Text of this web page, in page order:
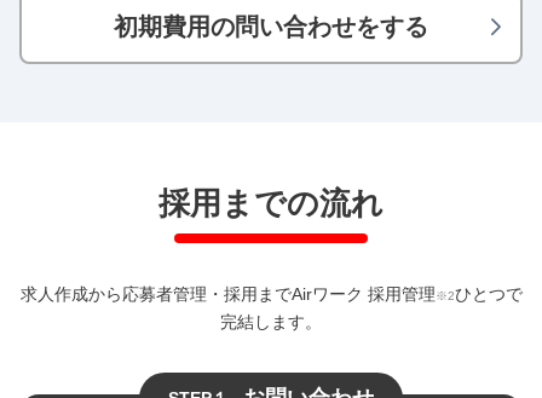
初期費用の問い合わせをする
採用までの流れ
求人作成から応募者管理・採用までAirワーク 採用管理※2ひとつで
完結します。